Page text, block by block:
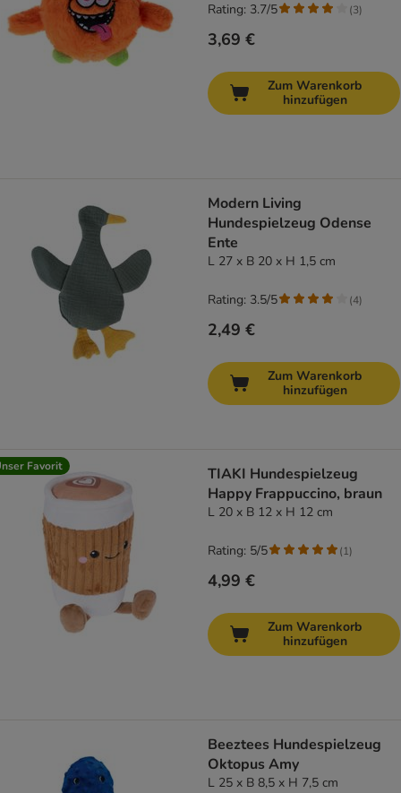
3,69 €
Rating: 3.7/5 (3)
Zum Warenkorb
hinzufügen
Modern Living
Hundespielzeug Odense
Ente
L 27 x B 20 x H 1,5 cm
2,49 €
Rating: 3.5/5 (4)
Zum Warenkorb
hinzufügen
Favorit
TIAKI Hundespielzeug
Happy Frappuccino, braun
L 20 x B 12 x H 12 cm
4,99 €
Rating: 5/5 (1)
Zum Warenkorb
hinzufügen
Beeztees Hundespielzeug
Oktopus Amy
L 25 x B 8,5 x H 7,5 cm